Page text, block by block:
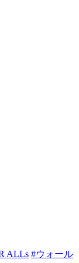
ALLs #ウォール